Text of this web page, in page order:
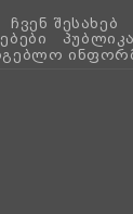
ᲩᲕᲔᲜ ᲨᲔᲡᲐᲮᲔᲑ